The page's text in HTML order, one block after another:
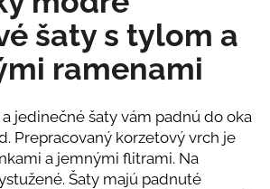
šaty s tylom a
ramenami
jedinečné šaty vám padnú do oka
Prepracovaný korzetový vrch je
a jemnými flitrami. Na
Šaty majú padnuté